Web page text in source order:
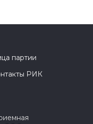
партии
РИК